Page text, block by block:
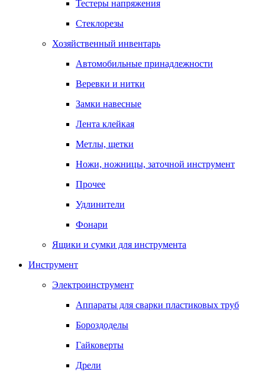
Тестеры напряжения
Стеклорезы
Хозяйственный инвентарь
Автомобильные принадлежности
Веревки и нитки
Замки навесные
Лента клейкая
Метлы, щетки
Ножи, ножницы, заточной инструмент
Прочее
Удлинители
Фонари
Ящики и сумки для инструмента
Инструмент
Электроинструмент
Аппараты для сварки пластиковых труб
Бороздоделы
Гайковерты
Дрели